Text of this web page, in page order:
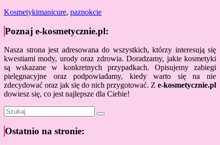
Kosmetykimanicure, paznokcie
Poznaj e-kosmetycznie.pl:
Nasza strona jest adresowana do wszystkich, którzy interesują się
kwestiami mody, urody oraz zdrowia. Doradzamy, jakie kosmetyki
są wskazane w konkretnych przypadkach. Opisujemy zabiegi
pielęgnacyjne oraz podpowiadamy, kiedy warto się na nie
zdecydować oraz jak się do nich przygotować. Z e-kosmetycznie.pl
dowiesz się, co jest najlepsze dla Ciebie!
Ostatnio na stronie: